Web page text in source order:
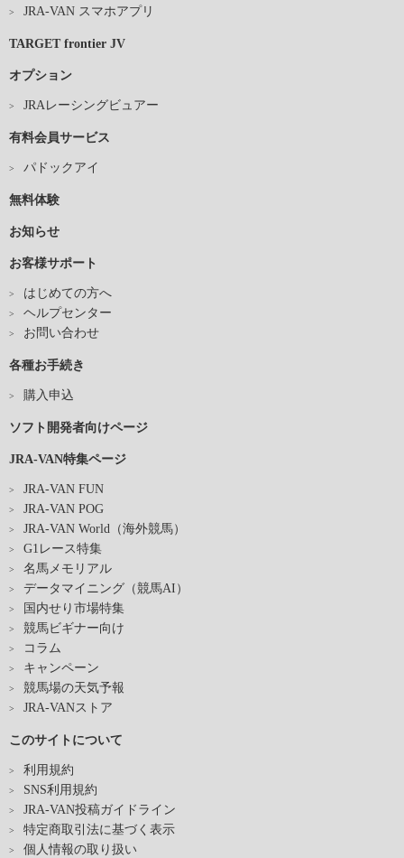
JRA-VAN スマホアプリ
TARGET frontier JV
オプション
JRAレーシングビュアー
有料会員サービス
パドックアイ
無料体験
お知らせ
お客様サポート
はじめての方へ
ヘルプセンター
お問い合わせ
各種お手続き
購入申込
ソフト開発者向けページ
JRA-VAN特集ページ
JRA-VAN FUN
JRA-VAN POG
JRA-VAN World（海外競馬）
G1レース特集
名馬メモリアル
データマイニング（競馬AI）
国内せり市場特集
競馬ビギナー向け
コラム
キャンペーン
競馬場の天気予報
JRA-VANストア
このサイトについて
利用規約
SNS利用規約
JRA-VAN投稿ガイドライン
特定商取引法に基づく表示
個人情報の取り扱い